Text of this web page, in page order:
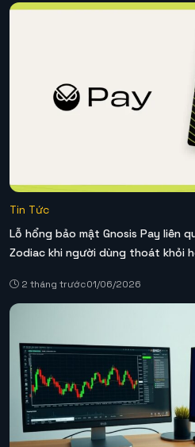
Tin Tức
Lỗ hổng bảo mật Gnosis Pay liên
Zodiac khi người dùng thoát khỏi
2 tháng trước01/06/2026